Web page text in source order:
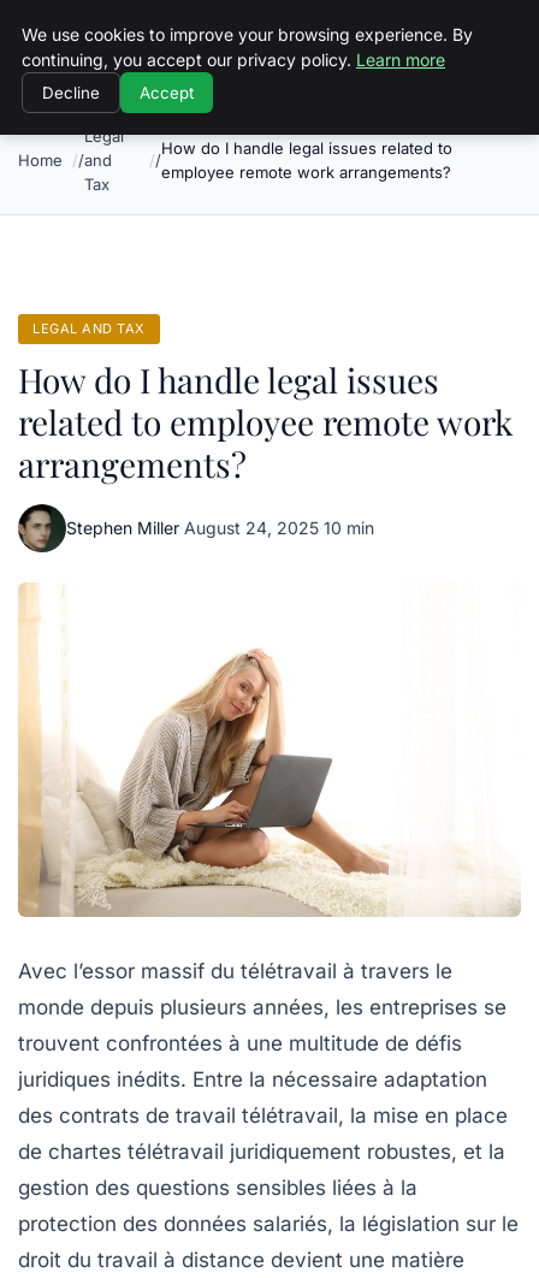
Objective Satisfaction
Home
Legal
and
Tax
How do I handle legal issues related to
employee remote work arrangements?
LEGAL AND TAX
How do I handle legal issues
related to employee remote work
arrangements?
Stephen Miller·August 24, 2025·10 min
Avec l’essor massif du télétravail à travers le
monde depuis plusieurs années, les entreprises se
trouvent confrontées à une multitude de défis
juridiques inédits. Entre la nécessaire adaptation
des contrats de travail télétravail, la mise en place
de chartes télétravail juridiquement robustes, et la
gestion des questions sensibles liées à la
protection des données salariés, la législation sur le
droit du travail à distance devient une matière
We use cookies to improve your browsing experience. By
continuing, you accept our privacy policy. Learn more
Decline Accept